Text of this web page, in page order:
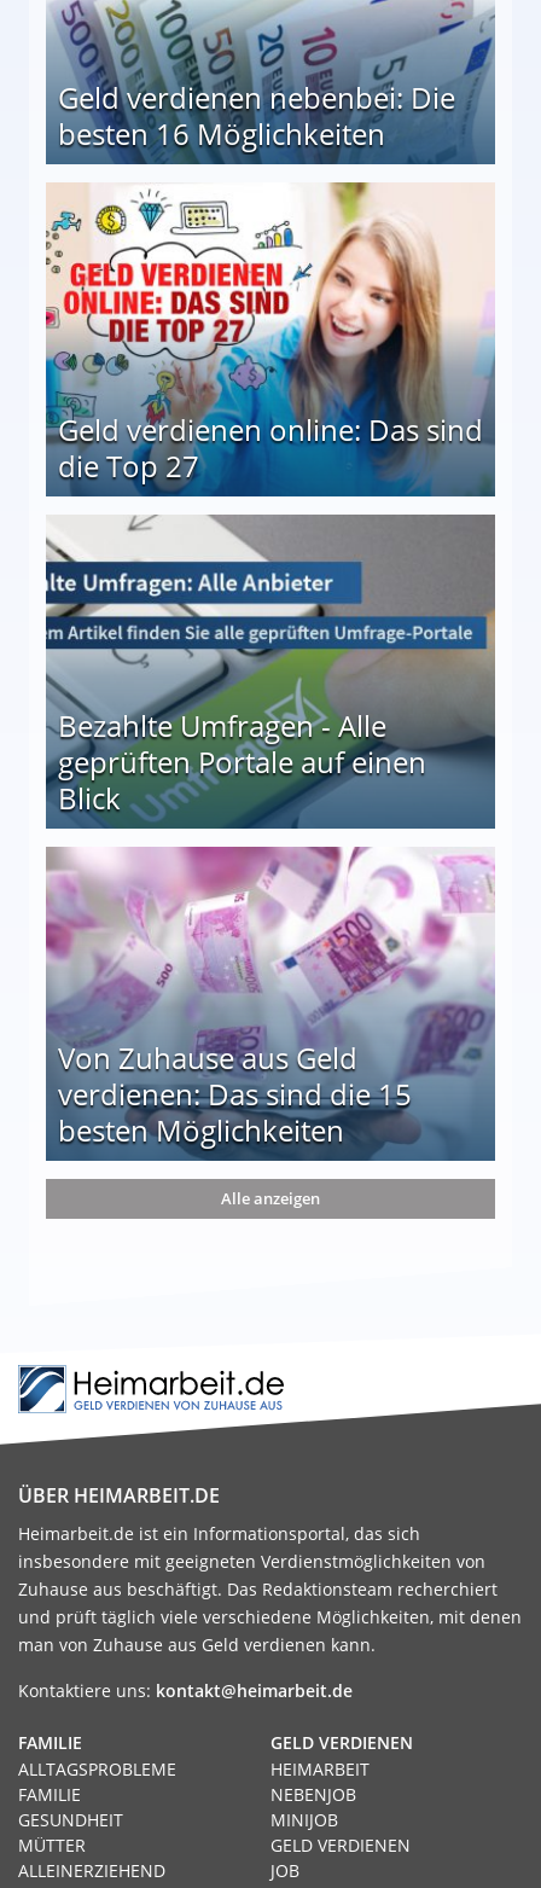
Geld verdienen nebenbei: Die
besten 16 Möglichkeiten
Geld verdienen online: Das sind
die Top 27
Bezahlte Umfragen - Alle
geprüften Portale auf einen
Blick
auf einen Blick
Von Zuhause aus Geld
verdienen: Das sind die 15
besten Möglichkeiten
die 15 besten Möglichkeiten
Alle anzeigen
ÜBER HEIMARBEIT.DE
Heimarbeit.de ist ein Informationsportal, das sich
insbesondere mit geeigneten Verdienstmöglichkeiten von
Zuhause aus beschäftigt. Das Redaktionsteam recherchiert
und prüft täglich viele verschiedene Möglichkeiten, mit denen
man von Zuhause aus Geld verdienen kann.
Kontaktiere uns: kontakt@heimarbeit.de
GELD VERDIENEN
HEIMARBEIT
NEBENJOB
MINIJOB
GELD VERDIENEN
JOB
FAMILIE
ALLTAGSPROBLEME
FAMILIE
GESUNDHEIT
MÜTTER
ALLEINERZIEHEND